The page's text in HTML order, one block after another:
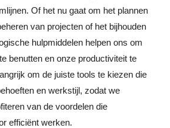
Of het nu gaat om het plannen
van projecten of het bijhouden
hulpmiddelen helpen ons om
benutten en onze productiviteit te
om de juiste tools te kiezen die
en werkstijl, zodat we
van de voordelen die
efficiënt werken.